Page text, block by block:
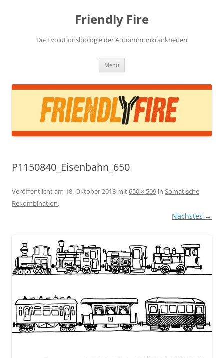
Friendly Fire
Die Evolutionsbiologie der Autoimmunkrankheiten
Menü
P1150840_Eisenbahn_650
Veröffentlicht am 18. Oktober 2013 mit650 × 509 in Somatische
Rekombination.
Nächstes →